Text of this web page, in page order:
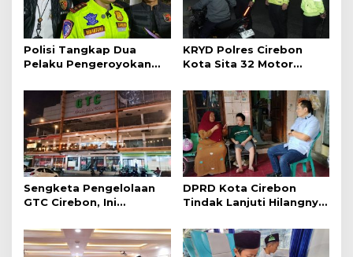
Polisi Tangkap Dua
Pelaku Pengeroyokan
KRYD Polres Cirebon
Kota Sita 32 Motor
Sengketa Pengelolaan
GTC Cirebon, Ini
Simanjuntak
DPRD Kota Cirebon
Tindak Lanjuti Hilangnya
Disabilitas